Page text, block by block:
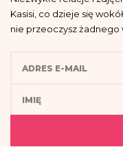
Kasisi, co dzieje się
nie przeoczysz żadnego